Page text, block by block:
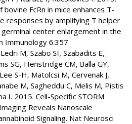
FcRn in mice enhances T-
responses by amplifying T helper
center enlargement in the
Immunology 6:357
M, Szabo SI, Szabadits E,
SG, Henstridge CM, Balla GY,
S-H, Matolcsi M, Cervenak J,
M, Sagheddu C, Melis M, Pistis
I. 2015. Cell-Specific STORM
Reveals Nanoscale
Signaling. Nat Neurosci